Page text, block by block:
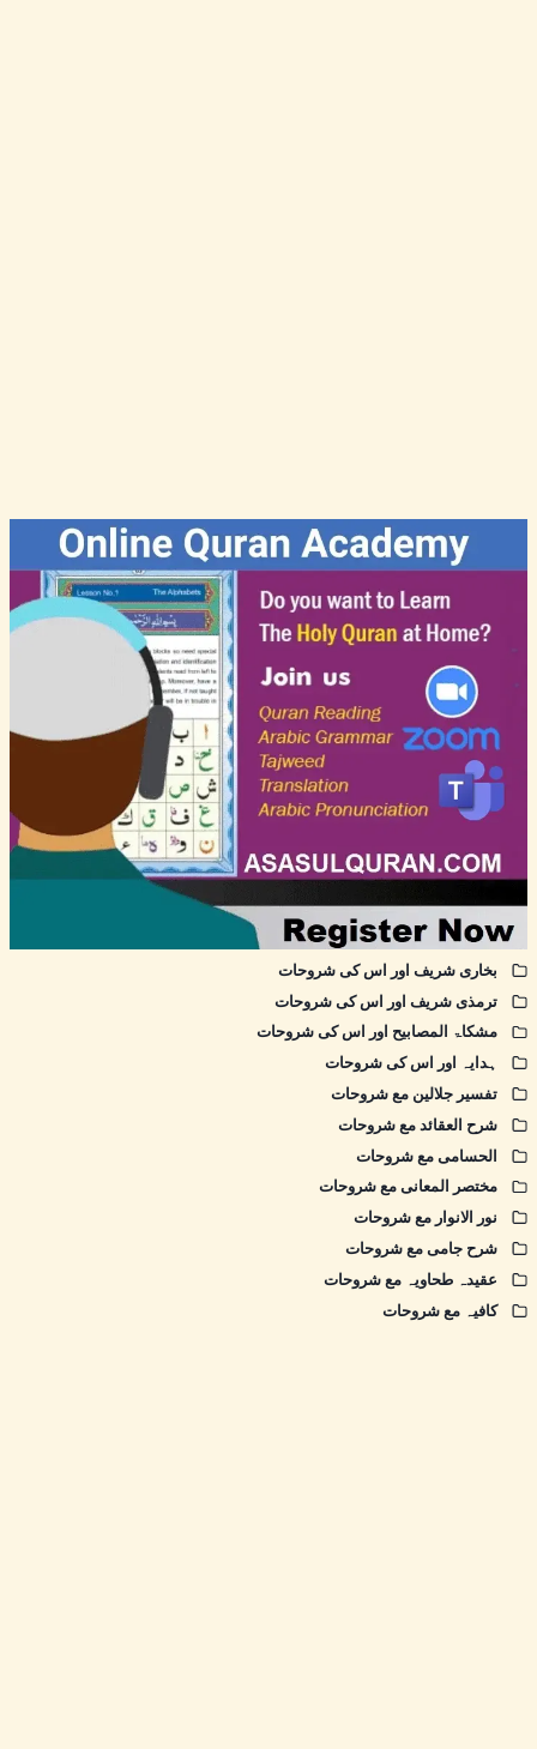
بخاری شریف اور اس کی شروحات
ترمذی شریف اور اس کی شروحات
مشکاۃ المصابیح اور اس کی شروحات
ہدایہ اور اس کی شروحات
تفسیر جلالین مع شروحات
شرح العقائد مع شروحات
الحسامی مع شروحات
مختصر المعانی مع شروحات
نور الانوار مع شروحات
شرح جامی مع شروحات
عقیدہ طحاویہ مع شروحات
کافیہ مع شروحات